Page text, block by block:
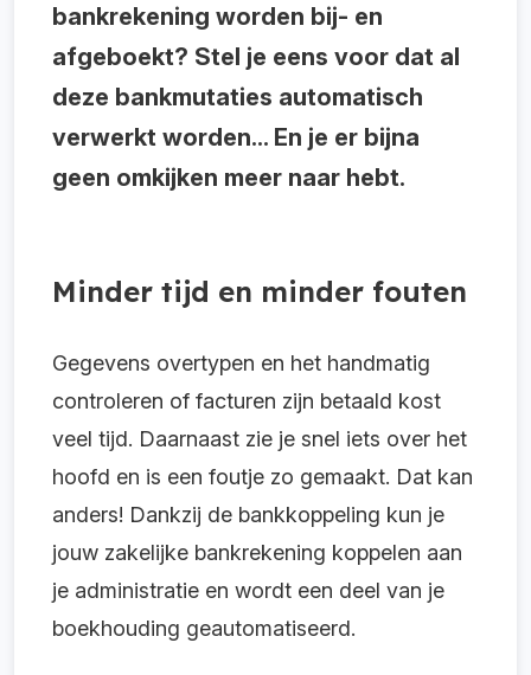
bankrekening worden bij- en
afgeboekt? Stel je eens voor dat al
deze bankmutaties automatisch
verwerkt worden... En je er bijna
geen omkijken meer naar hebt.
Minder tijd en minder fouten
Gegevens overtypen en het handmatig
controleren of facturen zijn betaald kost
veel tijd. Daarnaast zie je snel iets over het
hoofd en is een foutje zo gemaakt. Dat kan
anders! Dankzij de bankkoppeling kun je
jouw zakelijke bankrekening koppelen aan
je administratie en wordt een deel van je
boekhouding geautomatiseerd.